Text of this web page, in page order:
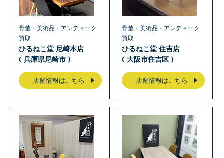
骨董・美術品・アンティーク
買取
ひるねこ堂 尼崎本店
( 兵庫県尼崎市 )
店舗情報はこちら
骨董・美術品・アンティーク
買取
ひるねこ堂 住吉店
( 大阪市住吉区 )
店舗情報はこちら